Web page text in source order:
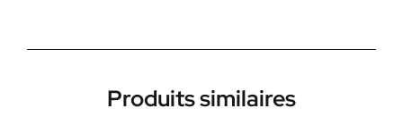
Produits similaires